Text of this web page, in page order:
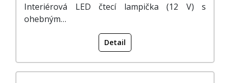
Interiérová LED čtecí lampička (12 V) s
ohebným…
Detail